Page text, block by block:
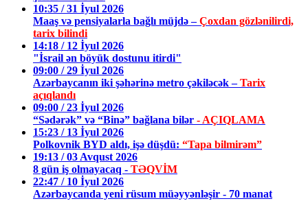
10:35 / 31 İyul 2026
Maaş və pensiyalarla bağlı müjdə –Çoxdan gözlənilirdi,
tarix bilindi
14:18 / 12 İyul 2026
"İsrail ən böyük dostunu itirdi"
09:00 / 29 İyul 2026
Azərbaycanın iki şəhərinə metro çəkiləcək –Tarix
açıqlandı
09:00 / 23 İyul 2026
“Sədərək” və “Binə” bağlana bilər - AÇIQLAMA
15:23 / 13 İyul 2026
Polkovnik BYD aldı, işə düşdü: “Tapa bilmirəm”
19:13 / 03 Avqust 2026
8 gün iş olmayacaq - TƏQVİM
22:47 / 10 İyul 2026
Azərbaycanda yeni rüsum müəyyənləşir - 70 manat